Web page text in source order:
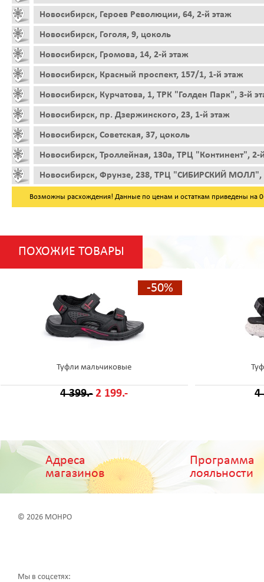
Новосибирск, Героев Революции, 64, 2-й этаж
Новосибирск, Гоголя, 9, цоколь
Новосибирск, Громова, 14, 2-й этаж
Новосибирск, Красный проспект, 157/1, 1-й этаж
Новосибирск, Курчатова, 1, ТРК "Голден Парк", 3-й
Новосибирск, пр. Дзержинского, 23, 1-й этаж
Новосибирск, Советская, 37, цоколь
Новосибирск, Троллейная, 130а, ТРЦ "Континент", 2-
Новосибирск, Фрунзе, 238, ТРЦ "СИБИРСКИЙ МОЛЛ",
Возможны расхождения! Данные по ценам и остаткам приведены на
ПОХОЖИЕ ТОВАРЫ
-50%
Туфли мальчиковые
4 399.- 2 199.- 4
Адреса
магазинов
Программа
лояльности
© 2026 МОНРО
Мы в соцсетях: